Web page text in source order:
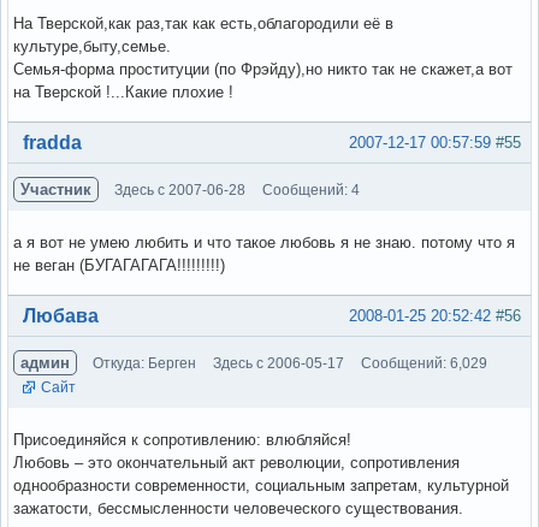
На Тверской,как раз,так как есть,облагородили её в
культуре,быту,семье.
Семья-форма проституции (по Фрэйду),но никто так не скажет,а вот
на Тверской !...Какие плохие !
Вне форума #55
2007-12-17 00:57:59
fradda
Участник Здесь с 2007-06-28 Сообщений: 4
а я вот не умею любить и что такое любовь я не знаю. потому что я
не веган (БУГАГАГАГА!!!!!!!!!)
Вне форума #56
2008-01-25 20:52:42
Любава
админ Откуда: Берген Здесь с 2006-05-17
Сообщений: 6,029
Сайт
Присоединяйся к сопротивлению: влюбляйся!
Любовь – это окончательный акт революции, сопротивления
однообразности современности, социальным запретам, культурной
зажатости, бессмысленности человеческого существования.